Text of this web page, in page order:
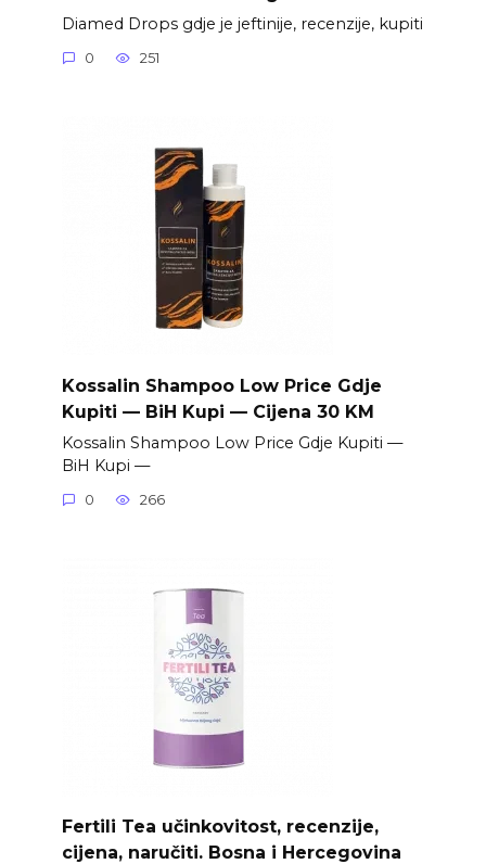
Diamed Drops gdje je jeftinije, recenzije, kupiti
0 251
Kossalin Shampoo Low Price Gdje
Kupiti — BiH Kupi — Cijena 30 KM
Kossalin Shampoo Low Price Gdje Kupiti —
BiH Kupi —
0 266
Fertili Tea učinkovitost, recenzije,
cijena, naručiti. Bosna i Hercegovina